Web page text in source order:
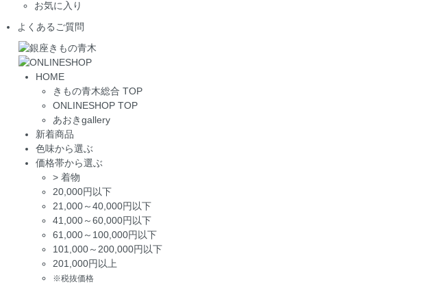
お気に入り
よくあるご質問
HOME
きもの青木総合 TOP
ONLINESHOP TOP
あおきgallery
新着商品
色味から選ぶ
価格帯から選ぶ
> 着物
20,000円以下
21,000～40,000円以下
41,000～60,000円以下
61,000～100,000円以下
101,000～200,000円以下
201,000円以上
※税抜価格